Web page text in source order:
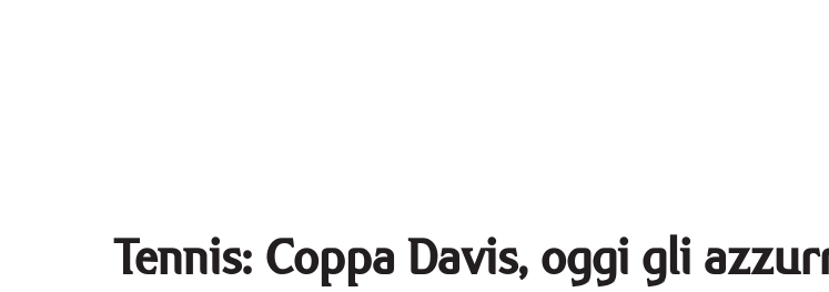
Tennis: Coppa Davis, oggi gli